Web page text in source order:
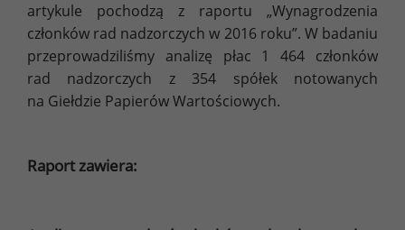
artykule pochodzą z raportu „Wynagrodzenia
członków rad nadzorczych w 2016 roku”. W badaniu
przeprowadziliśmy analizę płac 1 464 członków
rad nadzorczych z 354 spółek notowanych
na Giełdzie Papierów Wartościowych.
Raport zawiera: